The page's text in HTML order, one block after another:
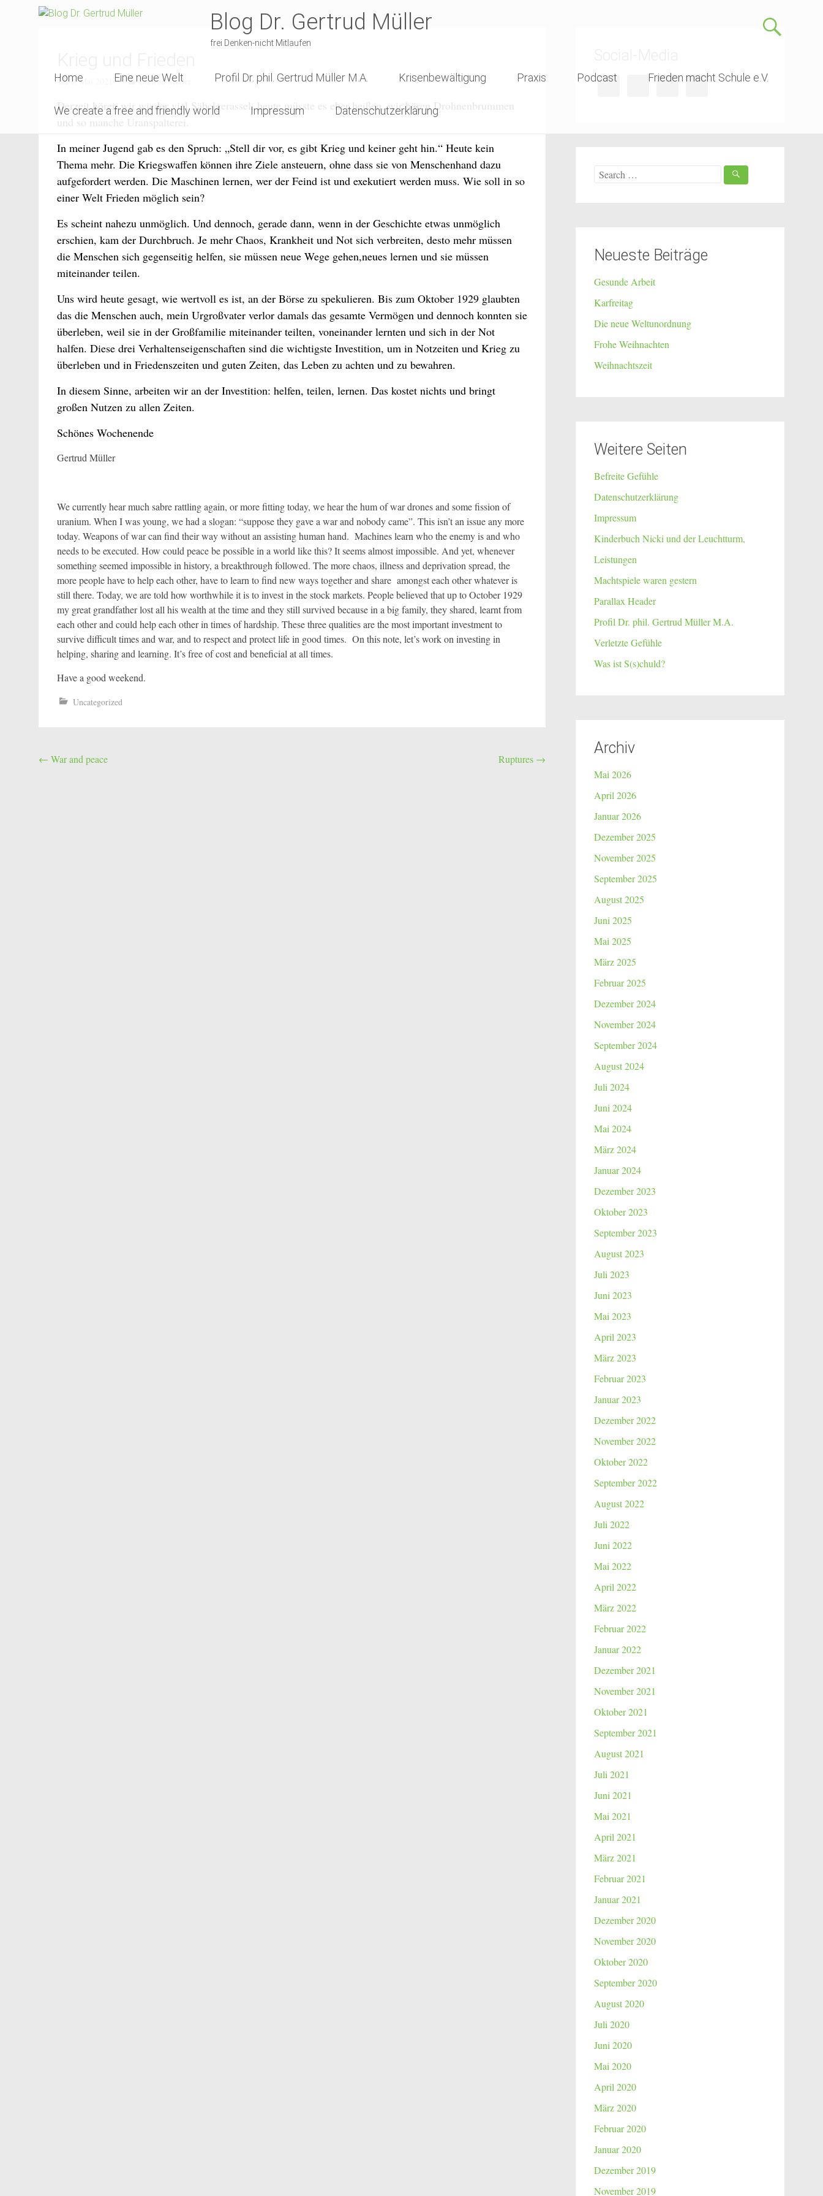
Blog Dr. Gertrud Müller
frei Denken-nicht Mitlaufen
Home Eine neue Welt Profil Dr. phil. Gertrud Müller M.A. Krisenbewältigung Praxis Podcast Frieden macht Schule e.V.
We create a free and friendly world Impressum Datenschutzerklärung
1. Mai 2021 Gertrud Müller
Derzeit hören wir wieder viel Säbelgerassel, heute müsste es eher heißen, wir hören Drohnenbrummen
und so manche Uranspalterei.
In meiner Jugend gab es den Spruch: „Stell dir vor, es gibt Krieg und keiner geht hin.“ Heute kein
Thema mehr. Die Kriegswaffen können ihre Ziele ansteuern, ohne dass sie von Menschenhand dazu
aufgefordert werden. Die Maschinen lernen, wer der Feind ist und exekutiert werden muss. Wie soll in so
einer Welt Frieden möglich sein?
Es scheint nahezu unmöglich. Und dennoch, gerade dann, wenn in der Geschichte etwas unmöglich
erschien, kam der Durchbruch. Je mehr Chaos, Krankheit und Not sich verbreiten, desto mehr müssen
die Menschen sich gegenseitig helfen, sie müssen neue Wege gehen,neues lernen und sie müssen
miteinander teilen.
Uns wird heute gesagt, wie wertvoll es ist, an der Börse zu spekulieren. Bis zum Oktober 1929 glaubten
das die Menschen auch, mein Urgroßvater verlor damals das gesamte Vermögen und dennoch konnten sie
überleben, weil sie in der Großfamilie miteinander teilten, voneinander lernten und sich in der Not
halfen. Diese drei Verhaltenseigenschaften sind die wichtigste Investition, um in Notzeiten und Krieg zu
überleben und in Friedenszeiten und guten Zeiten, das Leben zu achten und zu bewahren.
In diesem Sinne, arbeiten wir an der Investition: helfen, teilen, lernen. Das kostet nichts und bringt
großen Nutzen zu allen Zeiten.
Schönes Wochenende
Gertrud Müller
We currently hear much sabre rattling again, or more fitting today, we hear the hum of war drones and some fission of
uranium. When I was young, we had a slogan: “suppose they gave a war and nobody came”. This isn’t an issue any more
today. Weapons of war can find their way without an assisting human hand. Machines learn who the enemy is and who
needs to be executed. How could peace be possible in a world like this? It seems almost impossible. And yet, whenever
something seemed impossible in history, a breakthrough followed. The more chaos, illness and deprivation spread, the
more people have to help each other, have to learn to find new ways together and share amongst each other whatever is
still there. Today, we are told how worthwhile it is to invest in the stock markets. People believed that up to October 1929
my great grandfather lost all his wealth at the time and they still survived because in a big family, they shared, learnt from
each other and could help each other in times of hardship. These three qualities are the most important investment to
survive difficult times and war, and to respect and protect life in good times. On this note, let’s work on investing in
helping, sharing and learning. It’s free of cost and beneficial at all times.
Have a good weekend.
Uncategorized
Post
← War and peace Ruptures →
Search
Neueste Beiträge
Gesunde Arbeit
Karfreitag
Die neue Weltunordnung
Frohe Weihnachten
Weihnachtszeit
Weitere Seiten
Befreite Gefühle
Datenschutzerklärung
Impressum
Kinderbuch Nicki und der Leuchtturm,
Leistungen
Machtspiele waren gestern
Parallax Header
Profil Dr. phil. Gertrud Müller M.A.
Verletzte Gefühle
Was ist S(s)chuld?
Archiv
Mai 2026
April 2026
Januar 2026
Dezember 2025
November 2025
September 2025
August 2025
Juni 2025
Mai 2025
März 2025
Februar 2025
Dezember 2024
November 2024
September 2024
August 2024
Juli 2024
Juni 2024
Mai 2024
März 2024
Januar 2024
Dezember 2023
Oktober 2023
September 2023
August 2023
Juli 2023
Juni 2023
Mai 2023
April 2023
März 2023
Februar 2023
Januar 2023
Dezember 2022
November 2022
Oktober 2022
September 2022
August 2022
Juli 2022
Juni 2022
Mai 2022
April 2022
März 2022
Februar 2022
Januar 2022
Dezember 2021
November 2021
Oktober 2021
September 2021
August 2021
Juli 2021
Juni 2021
Mai 2021
April 2021
März 2021
Februar 2021
Januar 2021
Dezember 2020
November 2020
Oktober 2020
September 2020
August 2020
Juli 2020
Juni 2020
Mai 2020
April 2020
März 2020
Februar 2020
Januar 2020
Dezember 2019
November 2019